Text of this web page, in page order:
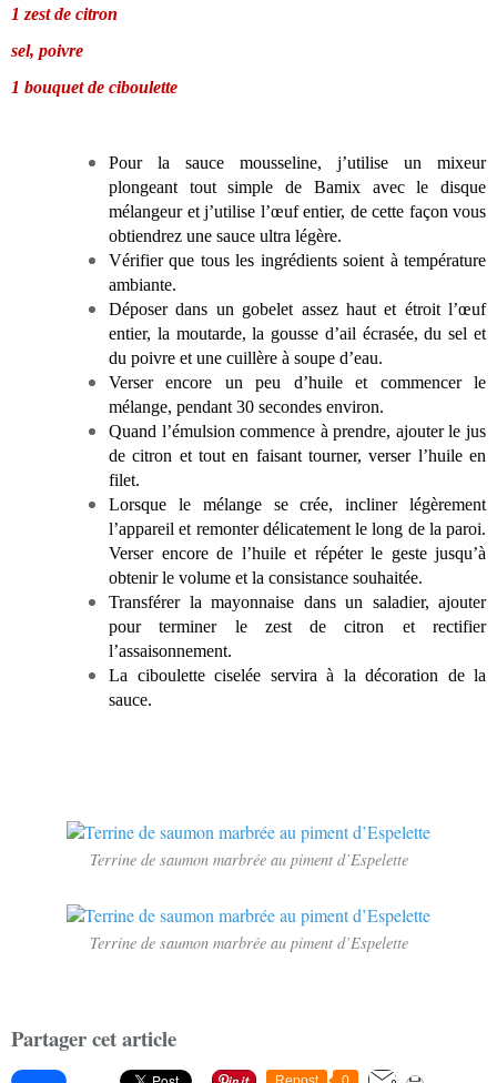
1 zest de citron
sel, poivre
1 bouquet de ciboulette
Pour la sauce mousseline, j’utilise un mixeur
plongeant tout simple de Bamix avec le disque
mélangeur et j’utilise l’œuf entier, de cette façon vous
obtiendrez une sauce ultra légère.
Vérifier que tous les ingrédients soient à température
ambiante.
Déposer dans un gobelet assez haut et étroit l’œuf
entier, la moutarde, la gousse d’ail écrasée, du sel et
du poivre et une cuillère à soupe d’eau.
Verser encore un peu d’huile et commencer le
mélange, pendant 30 secondes environ.
Quand l’émulsion commence à prendre, ajouter le jus
de citron et tout en faisant tourner, verser l’huile en
filet.
Lorsque le mélange se crée, incliner légèrement
l’appareil et remonter délicatement le long de la paroi.
Verser encore de l’huile et répéter le geste jusqu’à
obtenir le volume et la consistance souhaitée.
Transférer la mayonnaise dans un saladier, ajouter
pour terminer le zest de citron et rectifier
l’assaisonnement.
La ciboulette ciselée servira à la décoration de la
sauce.
Terrine de saumon marbrée au piment d’Espelette
Terrine de saumon marbrée au piment d’Espelette
Partager cet article